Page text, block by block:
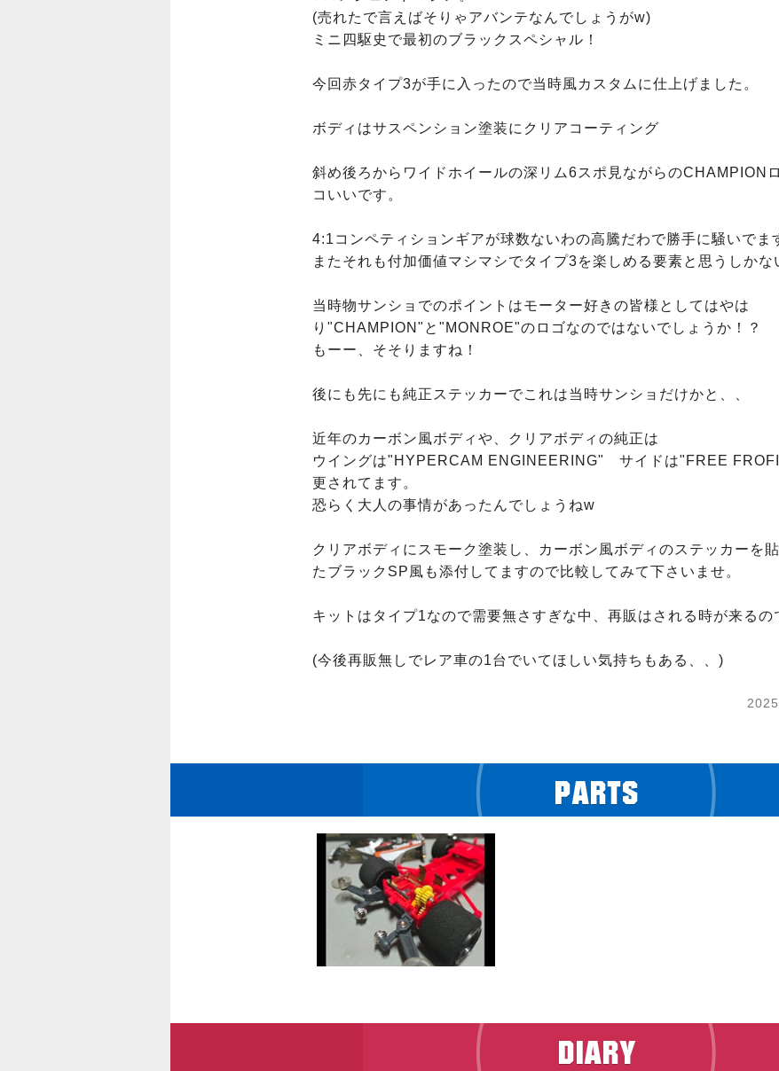
(売れたで言えばそりゃアバンテなんでしょうがw)
ミニ四駆史で最初のブラックスペシャル！
今回赤タイプ3が手に入ったので当時風カスタムに仕上げました。
ボディはサスペンション塗装にクリアコーティング
斜め後ろからワイドホイールの深リム6スポ見ながらのCHAMPION
コいいです。
4:1コンペティションギアが球数ないわの高騰だわで勝手に騒いでま
またそれも付加価値マシマシでタイプ3を楽しめる要素と思うしかな
当時物サンショでのポイントはモーター好きの皆様としてはやは
り"CHAMPION"と"MONROE"のロゴなのではないでしょうか！？
もーー、そそりますね！
後にも先にも純正ステッカーでこれは当時サンショだけかと、、
近年のカーボン風ボディや、クリアボディの純正は
ウイングは"HYPERCAM ENGINEERING"　サイドは"FREE
更されてます。
恐らく大人の事情があったんでしょうねw
クリアボディにスモーク塗装し、カーボン風ボディのステッカーを
たブラックSP風も添付してますので比較してみて下さいませ。
キットはタイプ1なので需要無さすぎな中、再販はされる時が来るの
(今後再販無しでレア車の1台でいてほしい気持ちもある、、)